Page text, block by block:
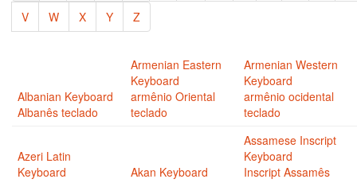
V
W X Y Z
Albanian Keyboard
Albanês teclado
Armenian Eastern
Keyboard
armênio Oriental
teclado
Armenian Western
Keyboard
armênio ocidental
teclado
Azeri Latin
Keyboard
Akan Keyboard
Assamese Inscript
Keyboard
Inscript Assamês